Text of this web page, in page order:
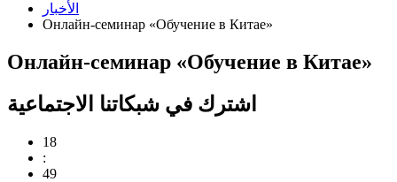
الأخبار
Онлайн-семинар «Обучение в Китае»
Онлайн-семинар «Обучение в Китае»
اشترك في شبكاتنا الاجتماعية
18
:
49